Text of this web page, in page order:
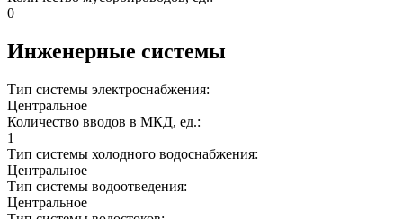
0
Инженерные системы
Тип системы электроснабжения:
Центральное
Количество вводов в МКД, ед.:
1
Тип системы холодного водоснабжения:
Центральное
Тип системы водоотведения:
Центральное